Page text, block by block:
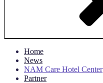
Home
News
NAM Care Hotel Center
Partner